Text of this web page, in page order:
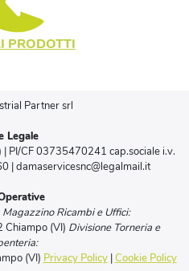
PRODOTTI
Partner srl
Legale
PI/CF 03735470241 cap.sociale i.v.
| damaservicesnc@legalmail.it
Ricambi e Uffici:
(VI) Divisione Torneria e
(VI) Privacy Policy|Cookie Policy